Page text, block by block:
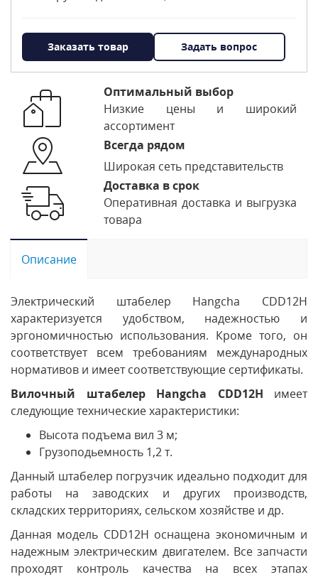
Заказать товар Задать вопрос
Оптимальный выбор
Низкие цены и широкий
ассортимент
Всегда рядом
Широкая сеть представительств
Доставка в срок
Оперативная доставка и выгрузка
товара
Описание
Электрический штабелер Hangcha CDD12H
характеризуется удобством, надежностью и
эргономичностью использования. Кроме того, он
соответствует всем требованиям международных
нормативов и имеет соответствующие сертификаты.
Вилочный штабелер Hangcha CDD12H имеет
следующие технические характеристики:
Высота подъема вил 3 м;
Грузоподьемность 1,2 т.
Данный штабелер погрузчик идеально подходит для
работы на заводских и других производств,
складских территориях, сельском хозяйстве и др.
Данная модель CDD12H оснащена экономичным и
надежным электрическим двигателем. Все запчасти
проходят контроль качества на всех этапах